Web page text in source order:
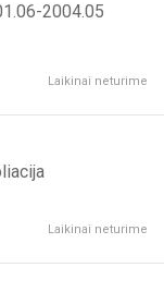
2004.05
Laikinai neturime
Laikinai neturime